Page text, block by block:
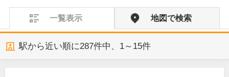
一覧表示 地図で検索
駅から近い順に287件中、 1～15件